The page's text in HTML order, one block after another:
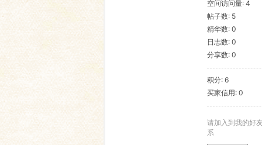
语
空间访问量: 4
帖子数: 5
精华数: 0
日志数: 0
分享数: 0
积分: 6
买家信用: 0
请加入到我的好
系